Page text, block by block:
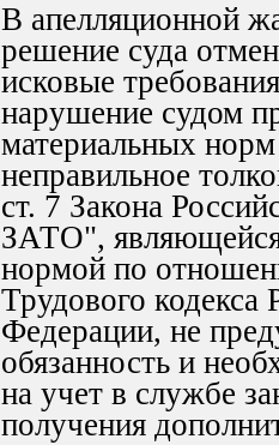
В апелляционной
решение суда
исковые
нарушение судом
материальных
неправильное
ст. 7 Закона
ЗАТО",
нормой по
Трудового кодекса
Федерации, не
обязанность и
на учет в службе
получения